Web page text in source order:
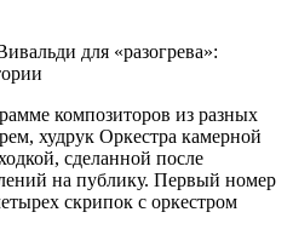
композиторов из разных
худрук Оркестра камерной
сделанной после
на публику. Первый номер
скрипок с оркестром